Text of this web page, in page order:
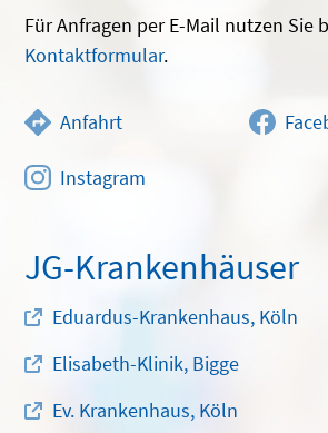
Für Anfragen per E-Mail nutzen Sie
Kontaktformular.
Anfahrt
Instagram
JG-Krankenhäuser
Eduardus-Krankenhaus, Köln
Elisabeth-Klinik, Bigge
Ev. Krankenhaus, Köln